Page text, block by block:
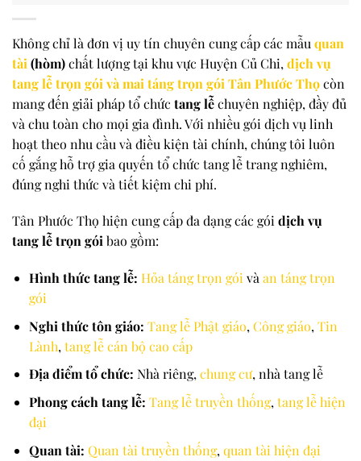
Không chỉ là đơn vị uy tín chuyên cung cấp các mẫu quan
tài (hòm)chất lượng tại khu vực Huyện Củ Chi, dịch vụ
tang lễ trọn gói và mai táng trọn gói Tân Phước Thọcòn
mang đến giải pháp tổ chức tang lễchuyên nghiệp, đầy đủ
và chu toàn cho mọi gia đình. Với nhiều gói dịch vụ linh
hoạt theo nhu cầu và điều kiện tài chính, chúng tôi luôn
cố gắng hỗ trợ gia quyến tổ chức tang lễ trang nghiêm,
đúng nghi thức và tiết kiệm chi phí.
Tân Phước Thọ hiện cung cấp đa dạng các góidịch vụ
tang lễ trọn góibao gồm:
Hình thức tang lễ: Hỏa táng trọn gói và an táng trọn
gói
Nghi thức tôn giáo: Tang lễ Phật giáo, Công giáo, Tin
Lành, tang lễ cán bộ cao cấp
Địa điểm tổ chức: Nhà riêng,chung cư, nhà tang lễ
Phong cách tang lễ: Tang lễ truyền thống, tang lễ hiện
đại
Quan tài: Quan tài truyền thống, quan tài hiện đại